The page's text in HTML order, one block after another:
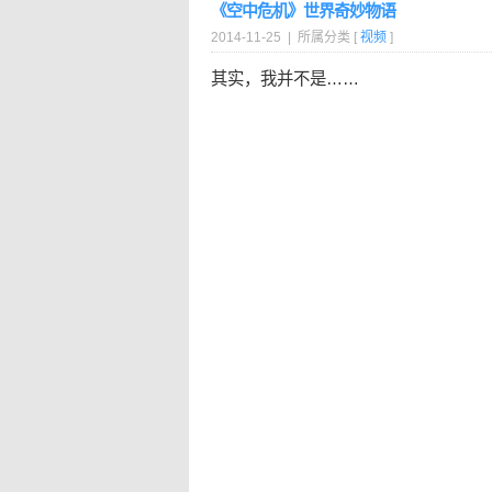
《空中危机》世界奇妙物语
2014-11-25 | 所属分类 [ 视频 ]
其实，我并不是……